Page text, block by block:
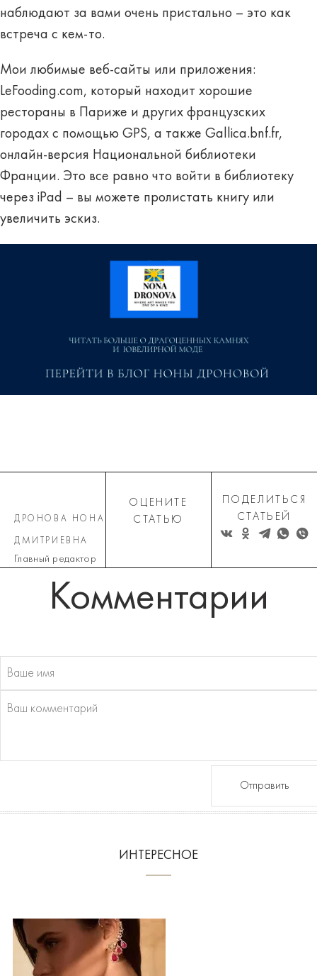
наблюдают за вами очень пристально – это как
встреча с кем-то.
Мои любимые веб-сайты или приложения:
LeFooding.com, который находит хорошие
рестораны в Париже и других французских
городах с помощью GPS, а также Gallica.bnf.fr,
онлайн-версия Национальной библиотеки
Франции. Это все равно что войти в библиотеку
через iPad – вы можете пролистать книгу или
увеличить эскиз.
ДРОНОВА НОНА
ДМИТРИЕВНА
Главный редактор
ОЦЕНИТЕ
СТАТЬЮ
ПОДЕЛИТЬСЯ
СТАТЬЕЙ
Комментарии
Отправить
ИНТЕРЕСНОЕ